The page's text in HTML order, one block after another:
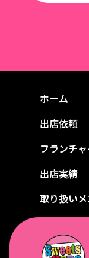
ホーム
出店依頼
フランチ
出店実績
取り扱い